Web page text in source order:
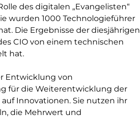
des digitalen „Evangelisten“
wurden 1000 Technologieführer
Die Ergebnisse der diesjährigen
CIO von einem technischen
hat.
Entwicklung von
für die Weiterentwicklung der
Innovationen. Sie nutzen ihr
die Mehrwert und